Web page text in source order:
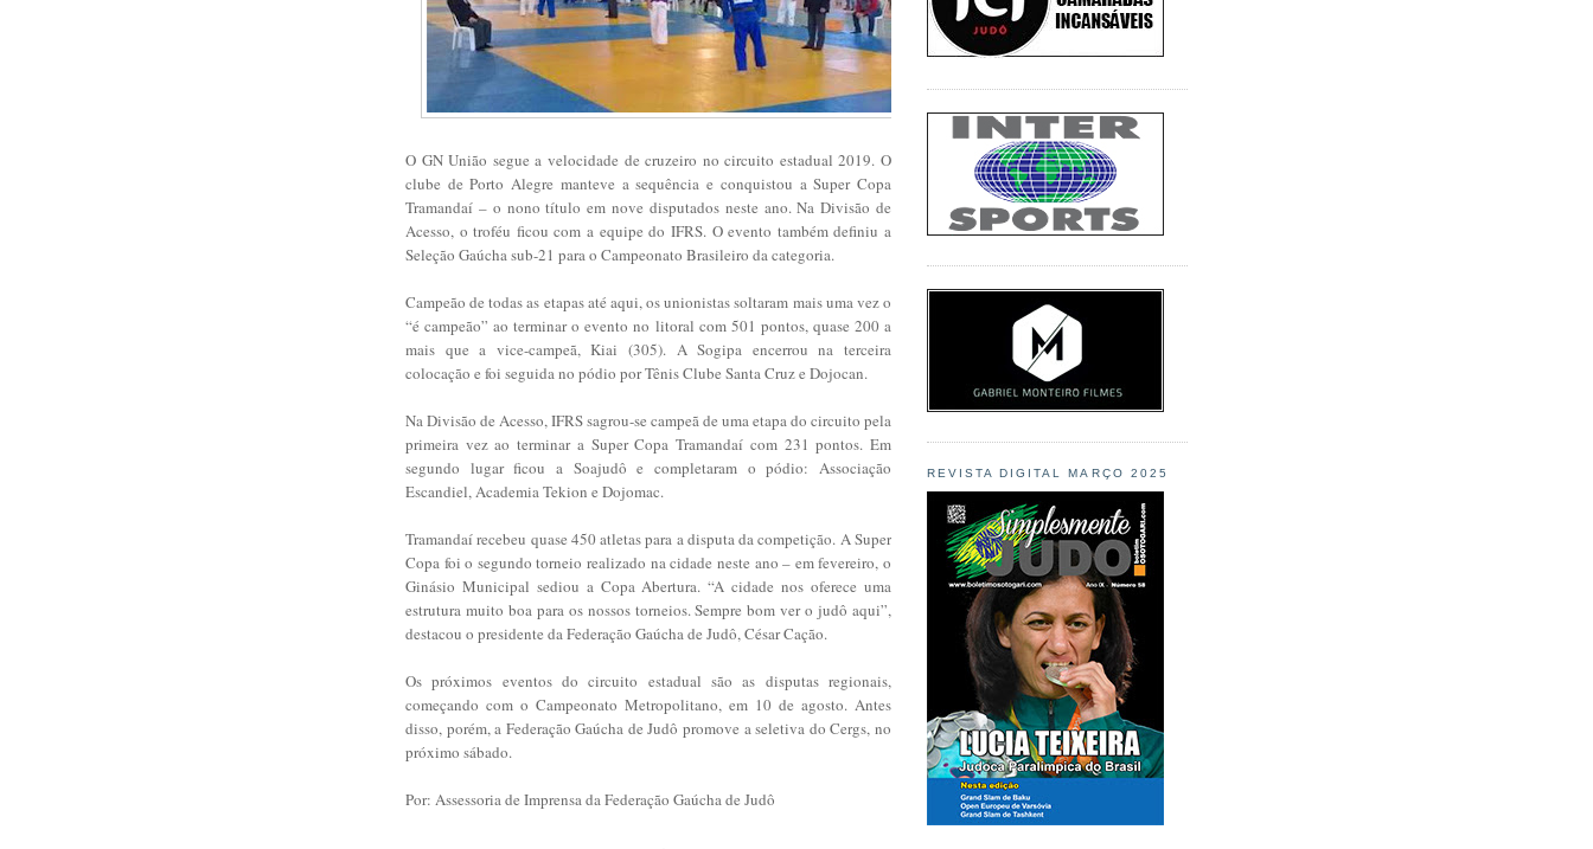
O GN União segue a velocidade de cruzeiro no circuito estadual 2019. O
clube de Porto Alegre manteve a sequência e conquistou a Super Copa
Tramandaí – o nono título em nove disputados neste ano. Na Divisão de
Acesso, o troféu ficou com a equipe do IFRS. O evento também definiu a
Seleção Gaúcha sub-21 para o Campeonato Brasileiro da categoria.
Campeão de todas as etapas até aqui, os unionistas soltaram mais uma vez o
“é campeão” ao terminar o evento no litoral com 501 pontos, quase 200 a
mais que a vice-campeã, Kiai (305). A Sogipa encerrou na terceira
colocação e foi seguida no pódio por Tênis Clube Santa Cruz e Dojocan.
Na Divisão de Acesso, IFRS sagrou-se campeã de uma etapa do circuito pela
primeira vez ao terminar a Super Copa Tramandaí com 231 pontos. Em
segundo lugar ficou a Soajudô e completaram o pódio: Associação
Escandiel, Academia Tekion e Dojomac.
Tramandaí recebeu quase 450 atletas para a disputa da competição. A Super
Copa foi o segundo torneio realizado na cidade neste ano – em fevereiro, o
Ginásio Municipal sediou a Copa Abertura. “A cidade nos oferece uma
estrutura muito boa para os nossos torneios. Sempre bom ver o judô aqui”,
destacou o presidente da Federação Gaúcha de Judô, César Cação.
Os próximos eventos do circuito estadual são as disputas regionais,
começando com o Campeonato Metropolitano, em 10 de agosto. Antes
disso, porém, a Federação Gaúcha de Judô promove a seletiva do Cergs, no
próximo sábado.
Por: Assessoria de Imprensa da Federação Gaúcha de Judô
REVISTA DIGITAL MARÇO 2025